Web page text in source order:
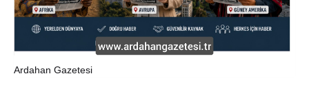
Ardahan Gazetesi